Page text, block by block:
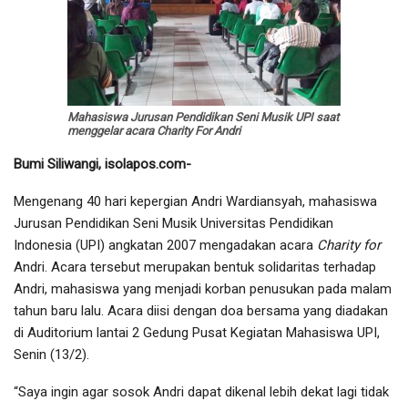
Mahasiswa Jurusan Pendidikan Seni Musik UPI saat
menggelar acara Charity For Andri
Bumi Siliwangi, isolapos.com-
Mengenang 40 hari kepergian Andri Wardiansyah, mahasiswa
Jurusan Pendidikan Seni Musik Universitas Pendidikan
Indonesia (UPI) angkatan 2007 mengadakan acara Charity for
Andri. Acara tersebut merupakan bentuk solidaritas terhadap
Andri, mahasiswa yang menjadi korban penusukan pada malam
tahun baru lalu. Acara diisi dengan doa bersama yang diadakan
di Auditorium lantai 2 Gedung Pusat Kegiatan Mahasiswa UPI,
Senin (13/2).
“Saya ingin agar sosok Andri dapat dikenal lebih dekat lagi tidak